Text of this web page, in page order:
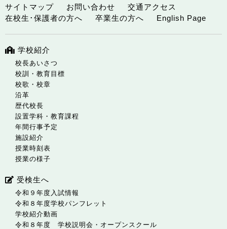
サイトマップ お問い合わせ
交通アクセス
在校生･保護者の方へ
卒業生の方へ English Page
学校紹介
校長あいさつ
校訓・教育目標
校歌・校章
沿革
歴代校長
設置学科・教育課程
年間行事予定
施設紹介
授業時刻表
授業の様子
受検生へ
令和９年度入試情報
令和８年度学校パンフレット
学校紹介動画
令和８年度 学校説明会・オープンスクール